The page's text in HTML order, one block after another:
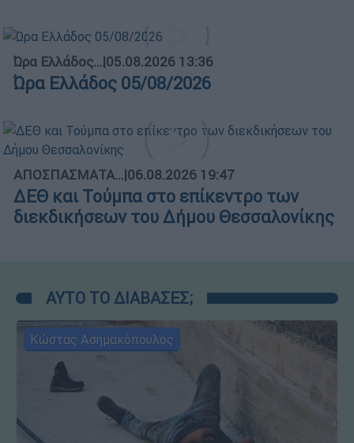
Ώρα Ελλάδος...|05.08.2026 13:36
Ώρα Ελλάδος 05/08/2026
ΑΠΟΣΠΑΣΜΑΤΑ...|06.08.2026 19:47
ΔΕΘ και Τούμπα στο επίκεντρο των
διεκδικήσεων του Δήμου Θεσσαλονίκης
ΑΥΤΟ ΤΟ ΔΙΑΒΑΣΕΣ;
Κώστας Ασημακόπουλος